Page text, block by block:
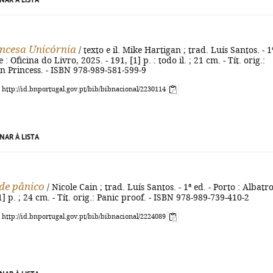
Unicórnia / texto e il. Mike Hartigan ; trad. Luís Santos. -
: Oficina do Livro, 2025. - 191, [1] p. : todo il. ; 21 cm. - Tít. orig.:
Princess. - ISBN 978-989-581-599-9
id.bnportugal.gov.pt/bib/bibnacional/2230114
À LISTA
pânico / Nicole Cain ; trad. Luís Santos. - 1ª ed. - Porto :
p. ; 24 cm. - Tít. orig.: Panic proof. - ISBN 978-989-739-410-2
id.bnportugal.gov.pt/bib/bibnacional/2224089